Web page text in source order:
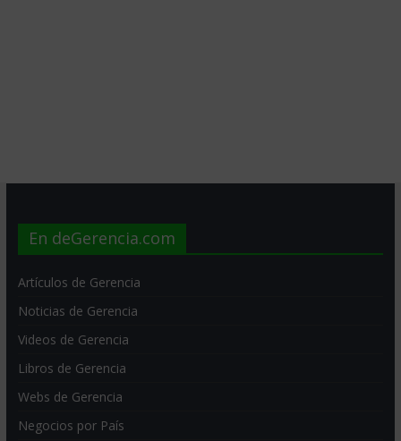
En deGerencia.com
Artículos de Gerencia
Noticias de Gerencia
Videos de Gerencia
Libros de Gerencia
Webs de Gerencia
Negocios por País